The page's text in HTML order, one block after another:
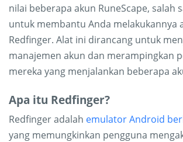
nilai beberapa akun RuneScape, salah
untuk membantu Anda melakukannya
Redfinger. Alat ini dirancang untuk
manajemen akun dan merampingkan
mereka yang menjalankan beberapa
Apa itu Redfinger?
Redfinger adalah emulator Android
yang memungkinkan pengguna